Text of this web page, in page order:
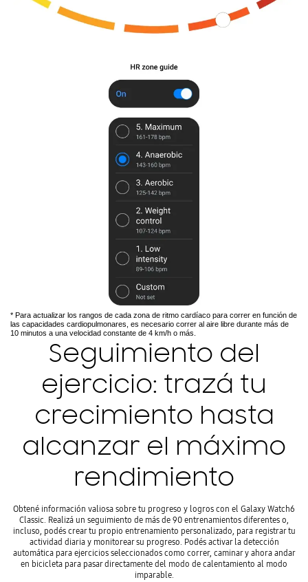
* Para actualizar los rangos de cada zona de ritmo cardíaco para correr en función de
las capacidades cardiopulmonares, es necesario correr al aire libre durante más de
10 minutos a una velocidad constante de 4 km/h o más.
Seguimiento del
ejercicio: trazá tu
crecimiento hasta
alcanzar el máximo
rendimiento
Obtené información valiosa sobre tu progreso y logros con el Galaxy Watch6
Classic. Realizá un seguimiento de más de 90 entrenamientos diferentes o,
incluso, podés crear tu propio entrenamiento personalizado, para registrar tu
actividad diaria y monitorear su progreso. Podés activar la detección
automática para ejercicios seleccionados como correr, caminar y ahora andar
en bicicleta para pasar directamente del modo de calentamiento al modo
imparable.